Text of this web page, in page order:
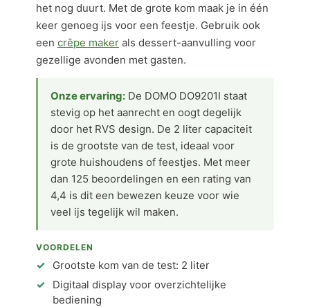
het nog duurt. Met de grote kom maak je in één
keer genoeg ijs voor een feestje. Gebruik ook
een crêpe maker als dessert-aanvulling voor
gezellige avonden met gasten.
Onze ervaring: De DOMO DO9201I staat
stevig op het aanrecht en oogt degelijk
door het RVS design. De 2 liter capaciteit
is de grootste van de test, ideaal voor
grote huishoudens of feestjes. Met meer
dan 125 beoordelingen en een rating van
4,4 is dit een bewezen keuze voor wie
veel ijs tegelijk wil maken.
VOORDELEN
Grootste kom van de test: 2 liter
Digitaal display voor overzichtelijke
bediening